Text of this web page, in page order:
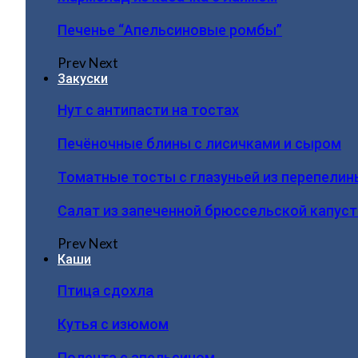
Печенье “Апельсиновые ромбы”
PrevNext
Закуски
Нут с антипасти на тостах
Печёночные блины с лисичками и сыром
Томатные тосты с глазуньей из
Салат из запеченной брюссельской
PrevNext
Каши
Птица сдохла
Кутья с изюмом